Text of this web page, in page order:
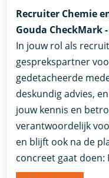
Recruiter Chemie
Gouda CheckMark
In jouw rol als
gesprekspartner
gedetacheerde
deskundig advies,
jouw kennis en
verantwoordelijk
en blijft ook na de
concreet gaat